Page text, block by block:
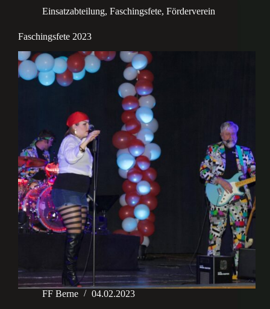
Einsatzabteilung, Faschingsfete, Förderverein
Faschingsfete 2023
FF Berne 04.02.2023